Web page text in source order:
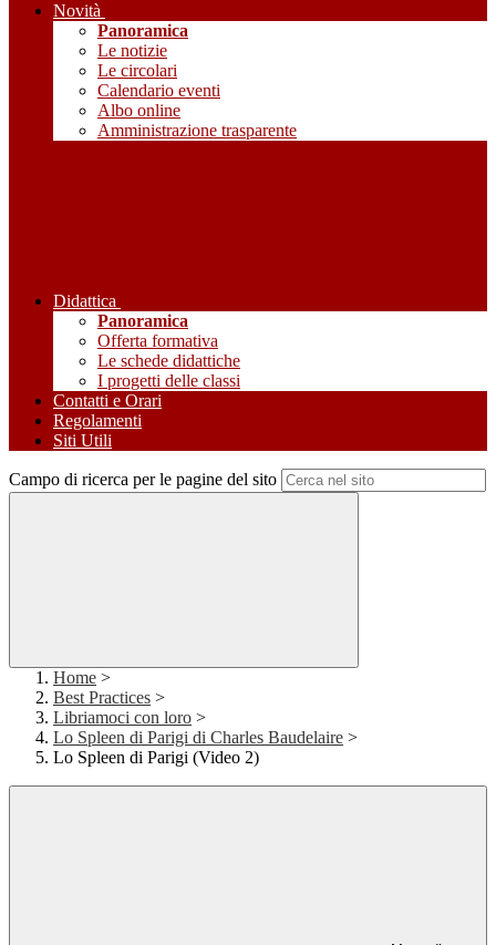
Novità
Panoramica
Le notizie
Le circolari
Calendario eventi
Albo online
Amministrazione trasparente
Didattica
Panoramica
Offerta formativa
Le schede didattiche
I progetti delle classi
Contatti e Orari
Regolamenti
Siti Utili
Campo di ricerca per le pagine del sito
Home >
Best Practices >
Libriamoci con loro >
Lo Spleen di Parigi di Charles Baudelaire >
Lo Spleen di Parigi (Video 2)